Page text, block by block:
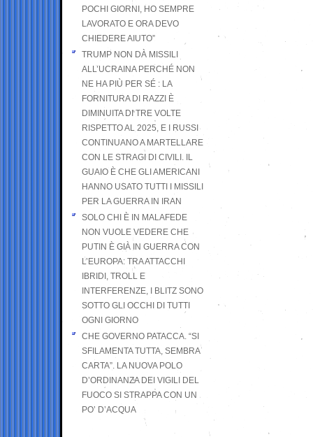
POCHI GIORNI, HO SEMPRE
LAVORATO E ORA DEVO
CHIEDERE AIUTO”
TRUMP NON DÀ MISSILI
ALL’UCRAINA PERCHÉ NON
NE HA PIÙ PER SÉ : LA
FORNITURA DI RAZZI È
DIMINUITA DI TRE VOLTE
RISPETTO AL 2025, E I RUSSI
CONTINUANO A MARTELLARE
CON LE STRAGI DI CIVILI. IL
GUAIO È CHE GLI AMERICANI
HANNO USATO TUTTI I MISSILI
PER LA GUERRA IN IRAN
SOLO CHI È IN MALAFEDE
NON VUOLE VEDERE CHE
PUTIN È GIÀ IN GUERRA CON
L’EUROPA: TRA ATTACCHI
IBRIDI, TROLL E
INTERFERENZE, I BLITZ SONO
SOTTO GLI OCCHI DI TUTTI
OGNI GIORNO
CHE GOVERNO PATACCA. “SI
SFILAMENTA TUTTA, SEMBRA
CARTA”. LA NUOVA POLO
D’ORDINANZA DEI VIGILI DEL
FUOCO SI STRAPPA CON UN
PO’ D’ACQUA